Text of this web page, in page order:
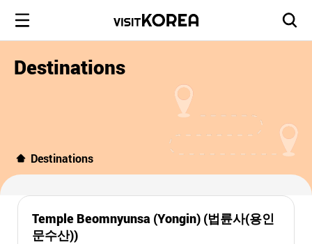
Destinations
Destinations
Temple Beomnyunsa (Yongin) (법륜사(용인
문수산))